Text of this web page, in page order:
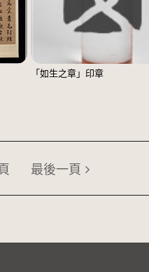
「如生之章」印章
最後一頁